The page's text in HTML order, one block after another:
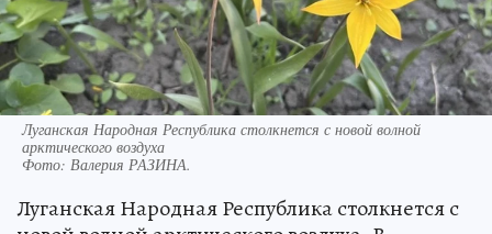
Луганская Народная Республика столкнется с новой волной
арктического воздуха
Фото: Валерия РАЗИНА.
Луганская Народная Республика столкнется с